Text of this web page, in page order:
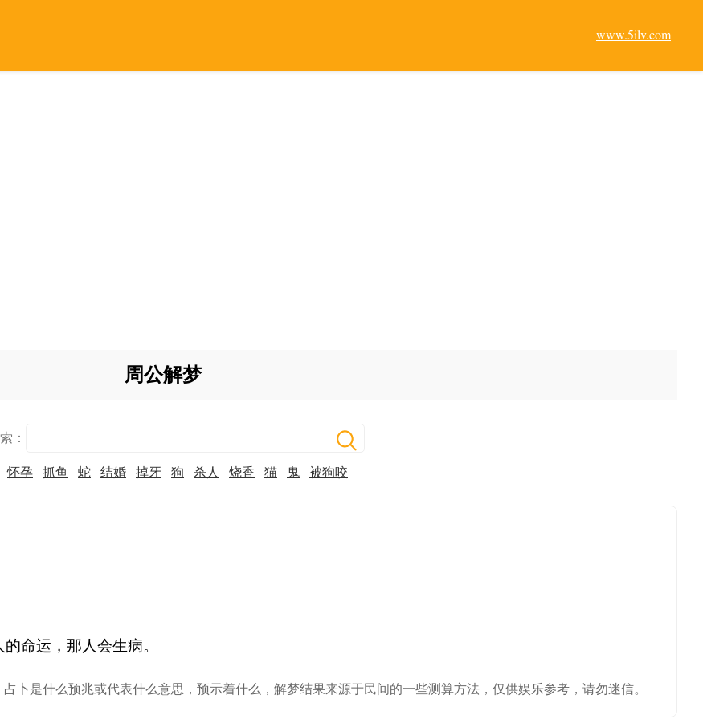
www.5ilv.com
周公解梦
：
怀孕 抓鱼 蛇 结婚 掉牙 狗 杀人 烧香 猫 鬼 被狗咬
命运，那人会生病。
卜是什么预兆或代表什么意思，预示着什么，解梦结果来源于民间的一些测算方法，仅供娱乐参考，请勿迷信。